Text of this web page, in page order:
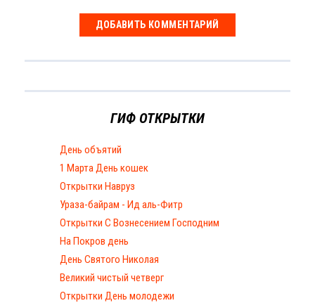
ГИФ ОТКРЫТКИ
День объятий
1 Марта День кошек
Открытки Навруз
Ураза-байрам - Ид аль-Фитр
Открытки С Вознесением Господним
На Покров день
День Святого Николая
Великий чистый четверг
Открытки День молодежи